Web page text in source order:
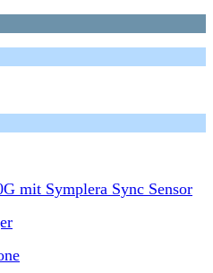
mit Symplera Sync Sensor